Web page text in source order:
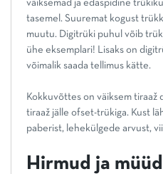
väiksemad ja edaspidine
tasemel. Suuremat kogust
muutu. Digitrüki puhul võib
ühe eksemplari! Lisaks on
võimalik saada tellimus kätte.
Kokkuvõttes on väiksem tiraaž
tiraaž jälle ofset-trükiga. Kust
paberist, lehekülgede arvust,
Hirmud ja